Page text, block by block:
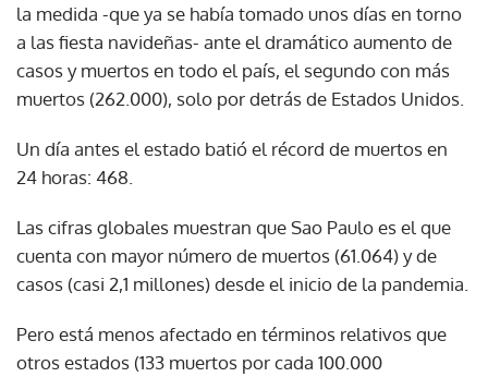
la medida -que ya se había tomado unos días en torno
a las fiesta navideñas- ante el dramático aumento de
casos y muertos en todo el país, el segundo con más
muertos (262.000), solo por detrás de Estados Unidos.
Un día antes el estado batió el récord de muertos en
24 horas: 468.
Las cifras globales muestran que Sao Paulo es el que
cuenta con mayor número de muertos (61.064) y de
casos (casi 2,1 millones) desde el inicio de la pandemia.
Pero está menos afectado en términos relativos que
otros estados (133 muertos por cada 100.000